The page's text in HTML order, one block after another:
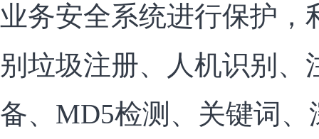
业务安全系统进行保护，
别垃圾注册、人机识别、
备、MD5检测、关键词